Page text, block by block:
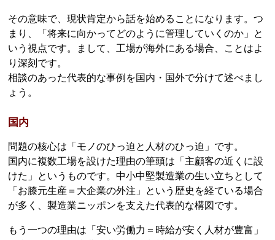
その意味で、現状肯定から話を始めることになります。つ
まり、「将来に向かってどのように管理していくのか」と
いう視点です。まして、工場が海外にある場合、ことはよ
り深刻です。
相談のあった代表的な事例を国内・国外で分けて述べまし
ょう。
国内
問題の核心は「モノのひっ迫と人材のひっ迫」です。
国内に複数工場を設けた理由の筆頭は「主顧客の近くに設
けた」というものです。中小中堅製造業の生い立ちとして
「お膝元生産＝大企業の外注」という歴史を経ている場合
が多く、製造業ニッポンを支えた代表的な構図です。
もう一つの理由は「安い労働力＝時給が安く人材が豊富」